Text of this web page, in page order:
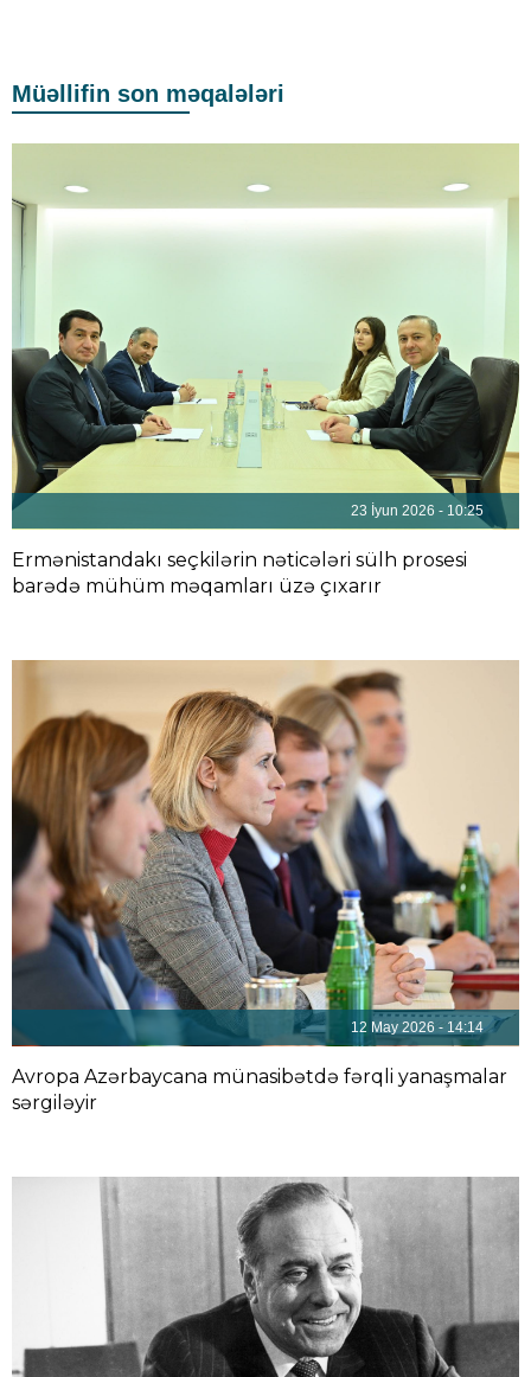
Müəllifin son məqalələri
23 İyun 2026 - 10:25
Ermənistandakı seçkilərin nəticələri sülh prosesi
barədə mühüm məqamları üzə çıxarır
12 May 2026 - 14:14
Avropa Azərbaycana münasibətdə fərqli yanaşmalar
sərgiləyir